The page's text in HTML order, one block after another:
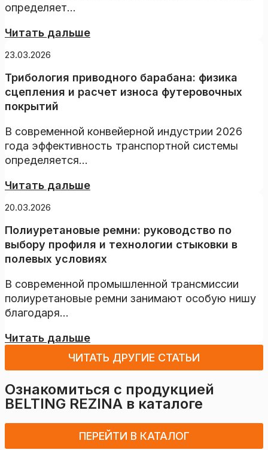
определяет...
Читать дальше
23.03.2026
Трибология приводного барабана: физика
сцепления и расчет износа футеровочных
покрытий
В современной конвейерной индустрии 2026
года эффективность транспортной системы
определяется...
Читать дальше
20.03.2026
Полиуретановые ремни: руководство по
выбору профиля и технологии стыковки в
полевых условиях
В современной промышленной трансмиссии
полиуретановые ремни занимают особую нишу
благодаря...
Читать дальше
ЧИТАТЬ ДРУГИЕ СТАТЬИ
Ознакомиться с продукцией
BELTING REZINA в каталоге
ПЕРЕЙТИ В КАТАЛОГ